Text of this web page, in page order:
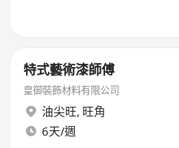
特式藝術漆師傅
皇御裝飾材料有限公司
油尖旺, 旺角
6天/週